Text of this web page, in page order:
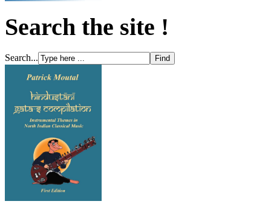
Search the site !
Search...